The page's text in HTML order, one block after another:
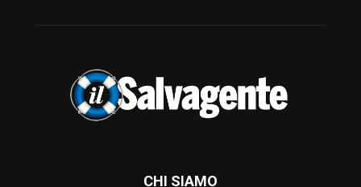
CHI SIAMO